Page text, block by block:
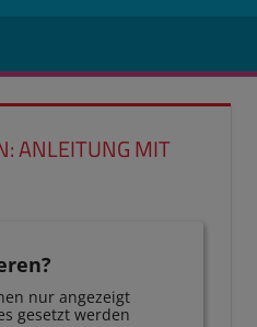
ANLEITUNG MIT
nur angezeigt
gesetzt werden